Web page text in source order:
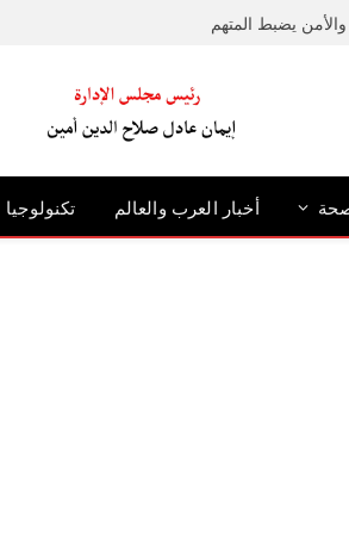
يضبط المتهم
أخبار العرب والعالم تكنولوجيا